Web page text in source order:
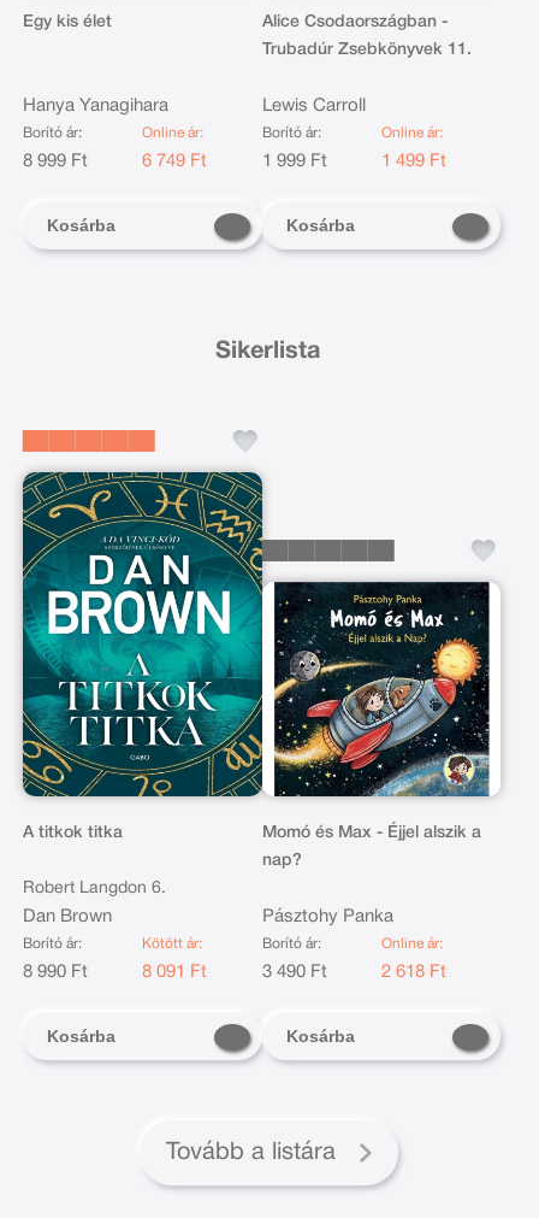
Egy kis élet
Hanya Yanagihara
Borító ár:
8 999 Ft
Online ár:
6 749 Ft
Kosárba
Alice Csodaországban -
Trubadúr Zsebkönyvek 11.
Lewis Carroll
Borító ár:
1 999 Ft
Online ár:
1 499 Ft
Kosárba
Sikerlista
A titkok titka
Robert Langdon 6.
Dan Brown
Borító ár:
8 990 Ft
Kötött ár:
8 091 Ft
Kosárba
Momó és Max - Éjjel alszik a
nap?
Pásztohy Panka
Borító ár:
3 490 Ft
Online ár:
2 618 Ft
Kosárba
Tovább a listára